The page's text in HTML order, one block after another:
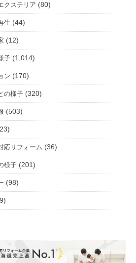
クステリア (80)
生 (44)
(12)
子 (1,014)
ン (170)
の様子 (320)
(503)
応リフォーム (36)
様子 (201)
(98)